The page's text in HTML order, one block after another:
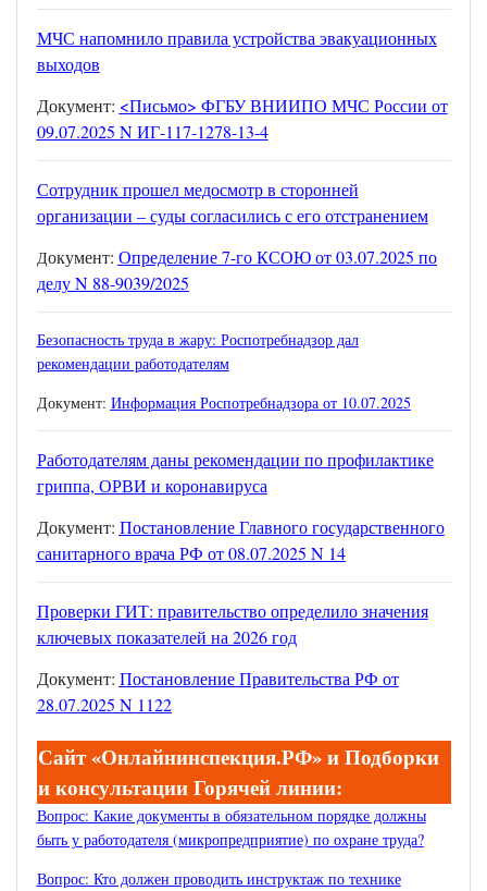
МЧС напомнило правила устройства эвакуационных
выходов
Документ: <Письмо> ФГБУ ВНИИПО МЧС России от
09.07.2025 N ИГ-117-1278-13-4
Сотрудник прошел медосмотр в сторонней
организации – суды согласились с его отстранением
Документ: Определение 7-го КСОЮ от 03.07.2025 по
делу N 88-9039/2025
Безопасность труда в жару: Роспотребнадзор дал
рекомендации работодателям
Документ: Информация Роспотребнадзора от 10.07.2025
Работодателям даны рекомендации по профилактике
гриппа, ОРВИ и коронавируса
Документ: Постановление Главного государственного
санитарного врача РФ от 08.07.2025 N 14
Проверки ГИТ: правительство определило значения
ключевых показателей на 2026 год
Документ: Постановление Правительства РФ от
28.07.2025 N 1122
Сайт «Онлайнинспекция.РФ» и Подборки
и консультации Горячей линии:
Вопрос: Какие документы в обязательном порядке должны
быть у работодателя (микропредприятие) по охране труда?
Вопрос: Кто должен проводить инструктаж по технике